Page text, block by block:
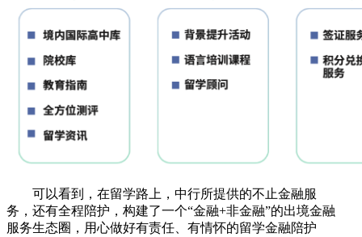
可以看到，在留学路上，中行所提供的不止金融服
务，还有全程陪护，构建了一个“金融+非金融”的出境金融
服务生态圈，用心做好有责任、有情怀的留学金融陪护